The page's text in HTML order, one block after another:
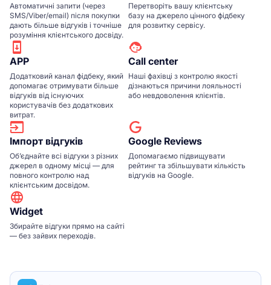
Автоматичні запити (через
SMS/Viber/email) після покупки
дають більше відгуків і точніше
розуміння клієнтського досвіду.
Перетворіть вашу клієнтську
базу на джерело цінного фідбеку
для розвитку сервісу.
APP
Додатковий канал фідбеку, який
допомагає отримувати більше
відгуків від існуючих
користувачів без додаткових
витрат.
Сall center
Наші фахівці з контролю якості
дізнаються причини лояльності
або невдоволення клієнтів.
Імпорт відгуків
Об’єднайте всі відгуки з різних
джерел в одному місці — для
повного контролю над
клієнтським досвідом.
Google Reviews
Допомагаємо підвищувати
рейтинг та збільшувати кількість
відгуків на Google.
Widget
Збирайте відгуки прямо на сайті
— без зайвих переходів.